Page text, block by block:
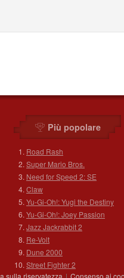
Più popolare
Road Rash
Super Mario Bros.
Need for Speed 2: SE
Claw
Yu-Gi-Oh!: Yugi the Destiny
Yu-Gi-Oh!: Joey Passion
Jazz Jackrabbit 2
Re-Volt
Dune 2000
Street Fighter 2
sulla riservatezza | Consenso ai